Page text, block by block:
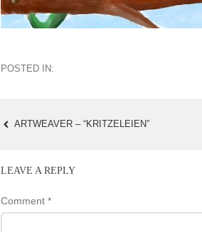
POSTED IN:
POST
ARTWEAVER – “KRITZELEIEN”
LEAVE A REPLY
Comment *